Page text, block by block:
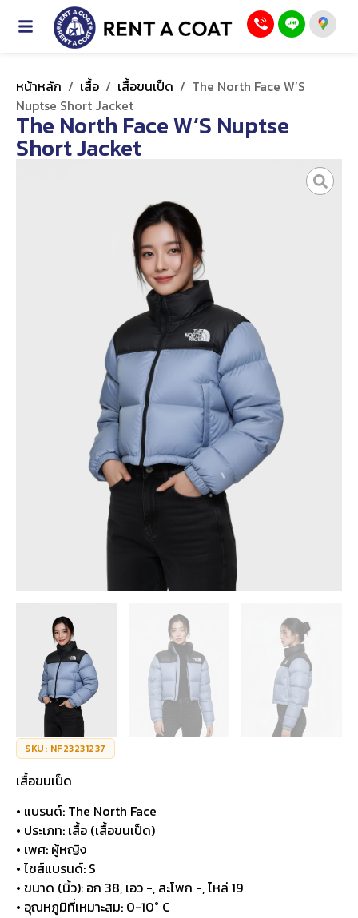
หน้าหลัก / เสื้อ / เสื้อขนเป็ด / The North Face W’S
Nuptse Short Jacket
The North Face W’S Nuptse
Short Jacket
SKU: NF23231237
เสื้อขนเป็ด
• แบรนด์: The North Face
• ประเภท: เสื้อ (เสื้อขนเป็ด)
• เพศ: ผู้หญิง
• ไซส์แบรนด์: S
• ขนาด (นิ้ว): อก 38, เอว -, สะโพก -, ไหล่ 19
• อุณหภูมิที่เหมาะสม: 0-10° C